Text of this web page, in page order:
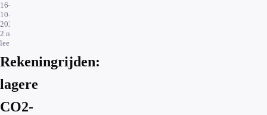
16-
10-
2020
2 min.
leestijd
Rekeningrijden:
lagere
CO2-